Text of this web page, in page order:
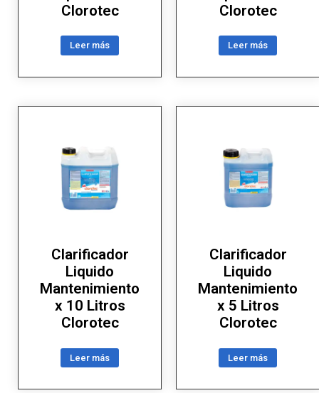
Clorotec
Leer más
Clorotec
Leer más
Clarificador
Liquido
Mantenimiento
x 10 Litros
Clorotec
Leer más
Clarificador
Liquido
Mantenimiento
x 5 Litros
Clorotec
Leer más